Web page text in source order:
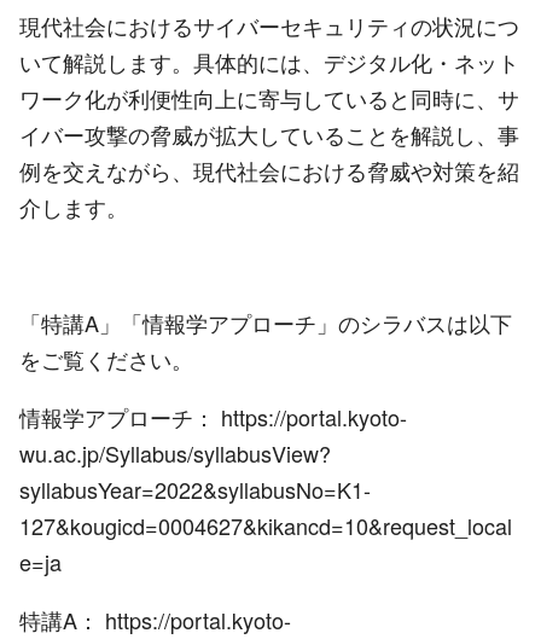
現代社会におけるサイバーセキュリティの状況につ
いて解説します。具体的には、デジタル化・ネット
ワーク化が利便性向上に寄与していると同時に、サ
イバー攻撃の脅威が拡大していることを解説し、事
例を交えながら、現代社会における脅威や対策を紹
介します。
「特講A」「情報学アプローチ」のシラバスは以下
をご覧ください。
情報学アプローチ： https://portal.kyoto-
wu.ac.jp/Syllabus/syllabusView?
syllabusYear=2022&syllabusNo=K1-
127&kougicd=0004627&kikancd=10&request_local
e=ja
特講A： https://portal.kyoto-